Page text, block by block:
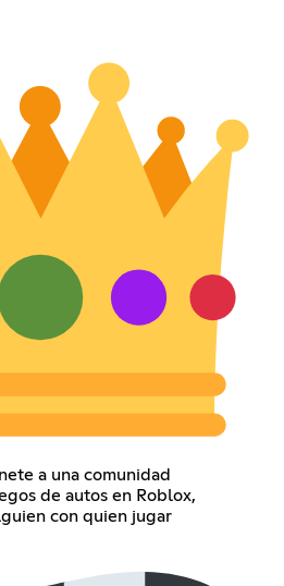
a una comunidad
de autos en Roblox,
con quien jugar